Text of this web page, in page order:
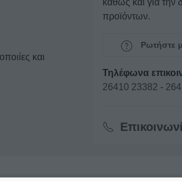
και
καθώς και για την
προϊόντων.
Ρωτήστε
Τηλέφωνα
26410 23382 -